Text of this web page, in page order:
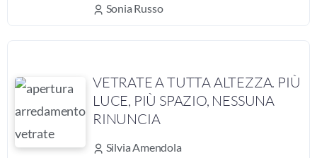
Sonia Russo
VETRATE A TUTTA ALTEZZA. PIÙ
LUCE, PIÙ SPAZIO, NESSUNA
RINUNCIA
Silvia Amendola